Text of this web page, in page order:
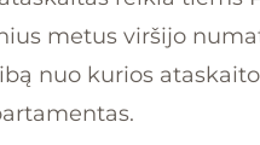
metus viršijo
nuo kurios